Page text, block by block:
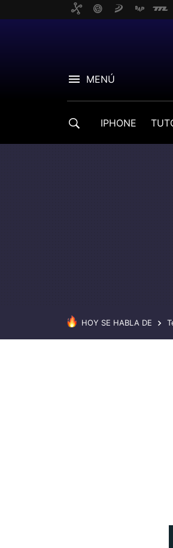
MENÚ
IPHONE
HOY SE HABLA DE